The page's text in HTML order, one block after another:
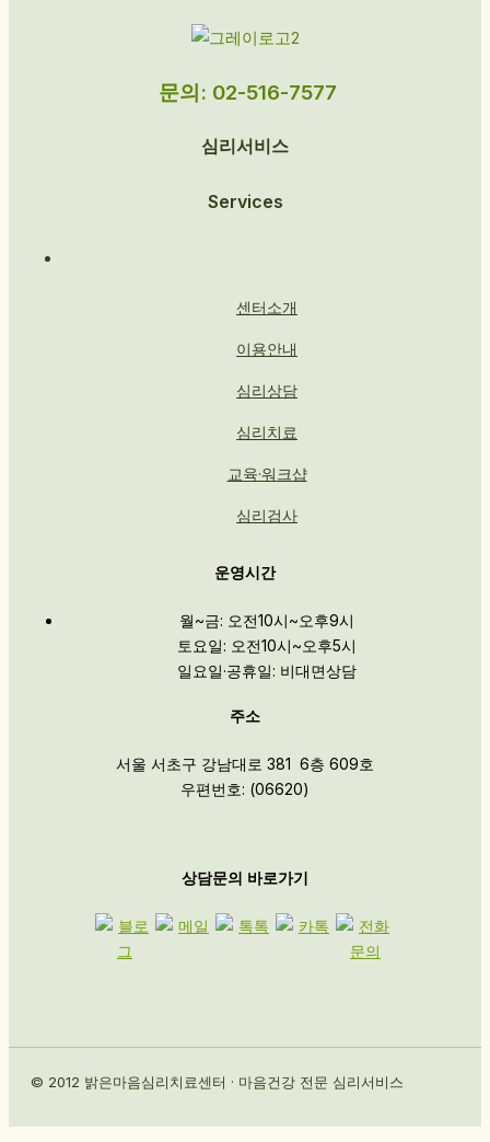
문의: 02-516-7577
심리서비스
Services
센터소개
이용안내
심리상담
심리치료
교육·워크샵
심리검사
운영시간
월~금: 오전10시~오후9시
토요일: 오전10시~오후5시
일요일·공휴일: 비대면상담
주소
서울 서초구 강남대로 381 6층 609호
우편번호: (06620)
상담문의 바로가기
© 2012 밝은마음심리치료센터 · 마음건강 전문 심리서비스